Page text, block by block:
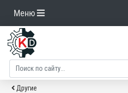
Меню
Другие